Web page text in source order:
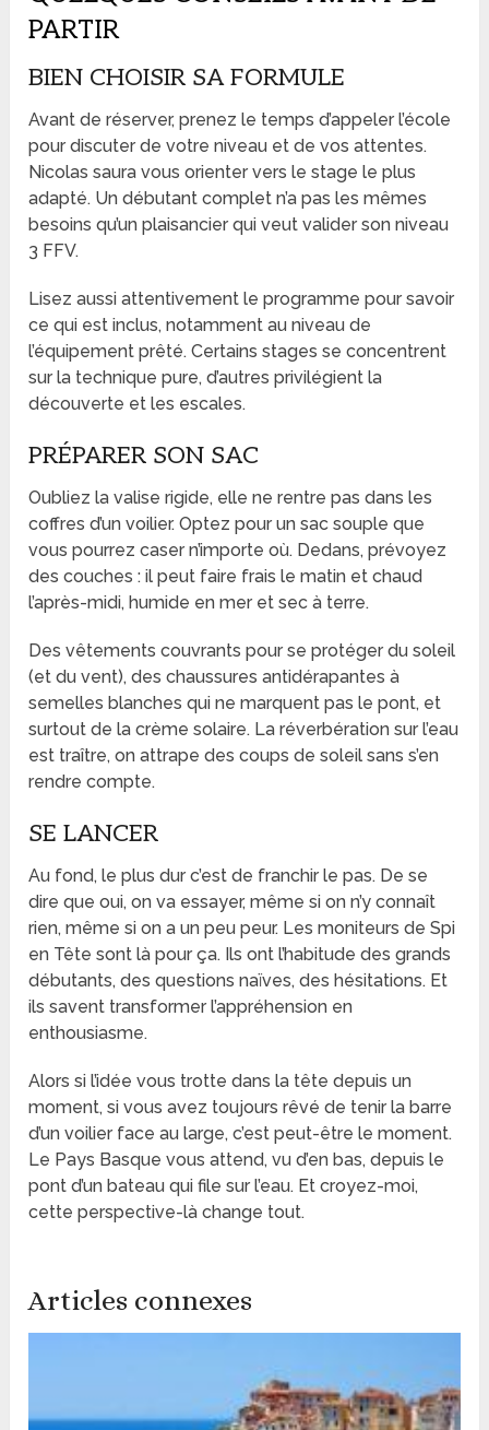
PARTIR
BIEN CHOISIR SA FORMULE
Avant de réserver, prenez le temps d’appeler l’école
pour discuter de votre niveau et de vos attentes.
Nicolas saura vous orienter vers le stage le plus
adapté. Un débutant complet n’a pas les mêmes
besoins qu’un plaisancier qui veut valider son niveau
3 FFV.
Lisez aussi attentivement le programme pour savoir
ce qui est inclus, notamment au niveau de
l’équipement prêté. Certains stages se concentrent
sur la technique pure, d’autres privilégient la
découverte et les escales.
PRÉPARER SON SAC
Oubliez la valise rigide, elle ne rentre pas dans les
coffres d’un voilier. Optez pour un sac souple que
vous pourrez caser n’importe où. Dedans, prévoyez
des couches : il peut faire frais le matin et chaud
l’après-midi, humide en mer et sec à terre.
Des vêtements couvrants pour se protéger du soleil
(et du vent), des chaussures antidérapantes à
semelles blanches qui ne marquent pas le pont, et
surtout de la crème solaire. La réverbération sur l’eau
est traître, on attrape des coups de soleil sans s’en
rendre compte.
SE LANCER
Au fond, le plus dur c’est de franchir le pas. De se
dire que oui, on va essayer, même si on n’y connaît
rien, même si on a un peu peur. Les moniteurs de Spi
en Tête sont là pour ça. Ils ont l’habitude des grands
débutants, des questions naïves, des hésitations. Et
ils savent transformer l’appréhension en
enthousiasme.
Alors si l’idée vous trotte dans la tête depuis un
moment, si vous avez toujours rêvé de tenir la barre
d’un voilier face au large, c’est peut-être le moment.
Le Pays Basque vous attend, vu d’en bas, depuis le
pont d’un bateau qui file sur l’eau. Et croyez-moi,
cette perspective-là change tout.
Articles connexes